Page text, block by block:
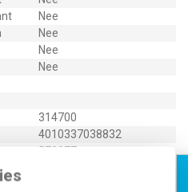
Nee
Nee
Nee
Nee
314700
4010337038832
572277